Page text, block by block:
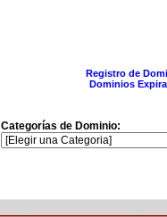
Registro de
Dominios
Categorías de Dominio: